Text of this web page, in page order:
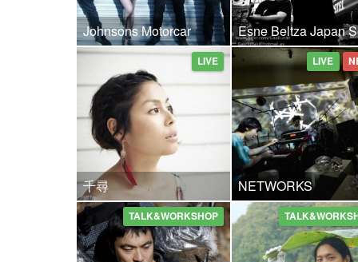
Johnsons Motorcar Esne Beltza Japan
千尋
LIVE
NETWORKS
LIVE
TALK&WORKSHOP